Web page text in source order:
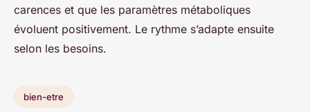
carences et que les paramètres métaboliques
évoluent positivement. Le rythme s’adapte ensuite
selon les besoins.
bien-etre